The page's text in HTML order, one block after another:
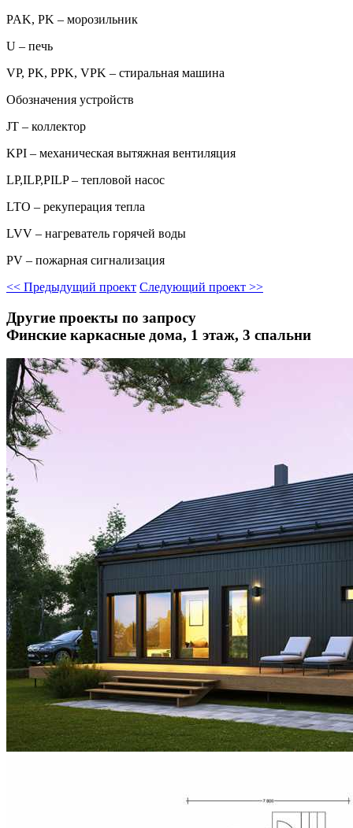
PAK, PK – морозильник
U – печь
VP, PK, PPK, VPK – стиральная машина
Обозначения устройств
JT – коллектор
KPI – механическая вытяжная вентиляция
LP,ILP,PILP – тепловой насос
LTO – рекуперация тепла
LVV – нагреватель горячей воды
PV – пожарная сигнализация
<< Предыдущий проект Следующий проект >>
Другие проекты по запросу
Финские каркасные дома, 1 этаж, 3 спальни